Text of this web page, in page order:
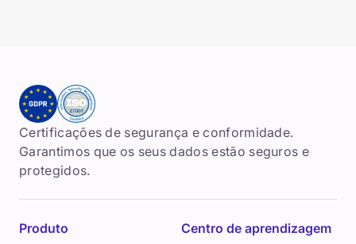
Certificações de segurança e conformidade.
Garantimos que os seus dados estão seguros e
protegidos.
Produto
Centro de aprendizagem